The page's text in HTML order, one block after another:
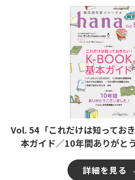
Vol. 54「これだけは知ってお
本ガイド／10年間ありがと
詳細を見る